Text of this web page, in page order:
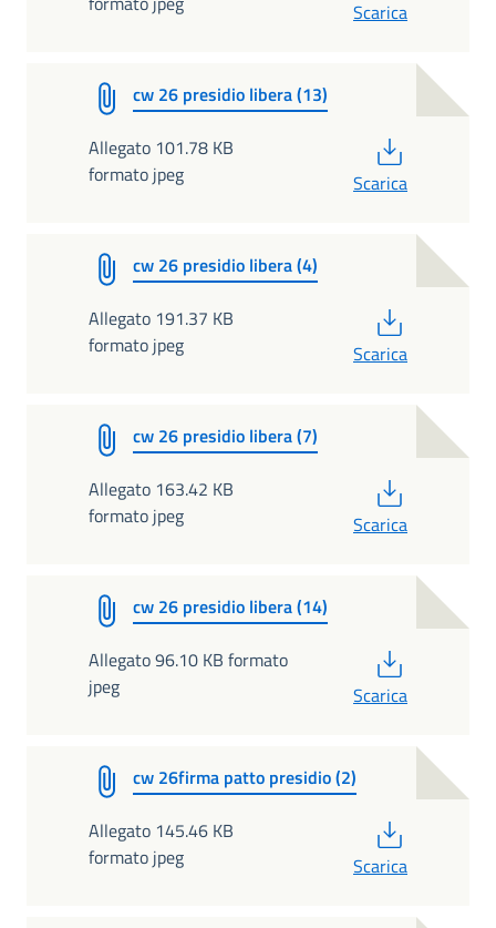
Scarica
cw 26 presidio libera (13)
Allegato 101.78 KB
formato jpeg
Scarica
cw 26 presidio libera (4)
Allegato 191.37 KB
formato jpeg
Scarica
cw 26 presidio libera (7)
Allegato 163.42 KB
formato jpeg
Scarica
cw 26 presidio libera (14)
Allegato 96.10 KB formato
jpeg
Scarica
cw 26firma patto presidio (2)
Allegato 145.46 KB
formato jpeg
Scarica